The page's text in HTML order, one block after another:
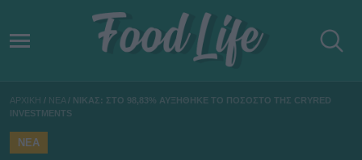
ΑΡΧΙΚΗ / ΝΕΑ / ΝΙΚΑΣ: ΣΤΟ 98,83% ΑΥΞΗΘΗΚΕ ΤΟ ΠΟΣΟΣΤΟ ΤΗΣ CRYRED
INVESTMENTS
ΝΕΑ